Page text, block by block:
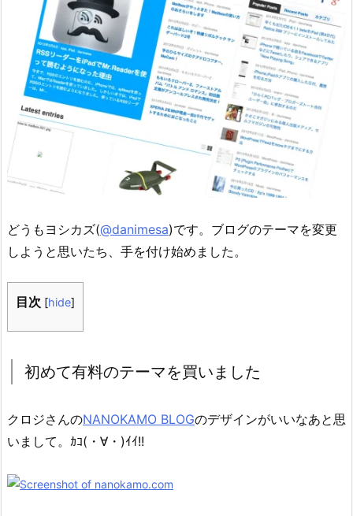
どうもヨシカズ(@danimesa)です。ブログのテーマを変更
しようと思いたち、手を付け始めました。
目次 [hide]
初めて有料のテーマを買いました
クロジさんのNANOKAMO BLOGのデザインがいいなあと思
いまして。ｶｺ(・∀・)ｲｲ!!